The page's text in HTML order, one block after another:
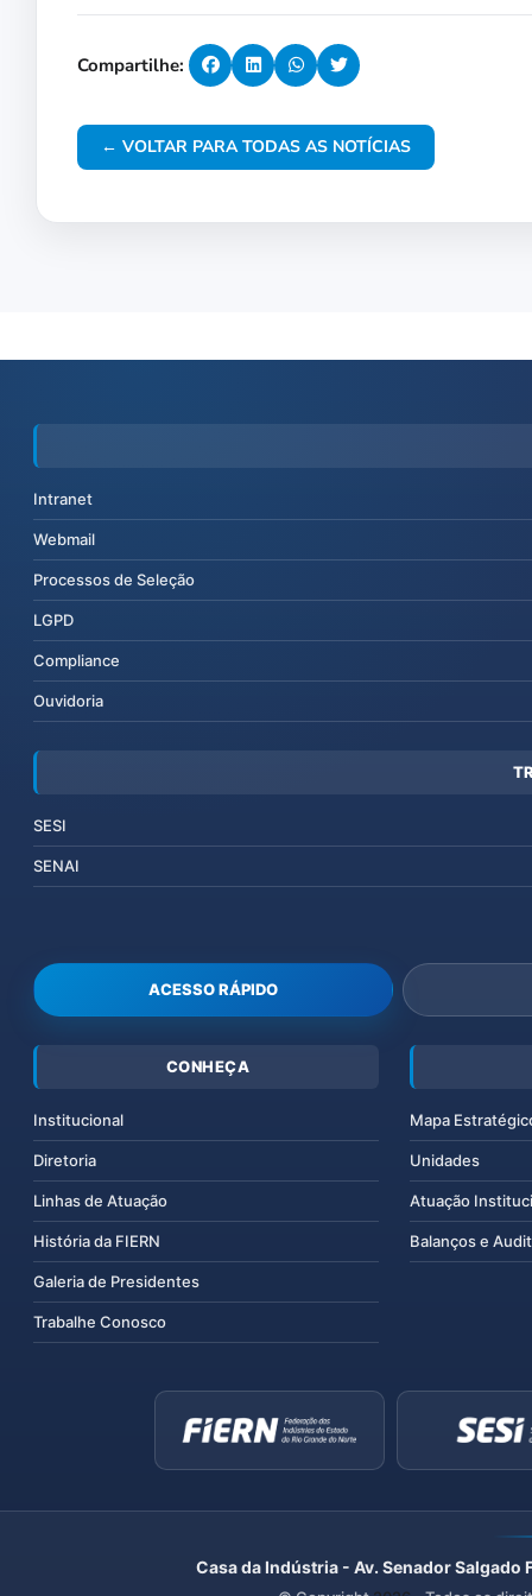
Compartilhe:
← VOLTAR PARA TODAS AS NOTÍCIAS
Intranet
Webmail
Processos de Seleção
LGPD
Compliance
Ouvidoria
SESI
SENAI
ACESSO RÁPIDO
CONHEÇA
Institucional
Diretoria
Linhas de Atuação
História da FIERN
Galeria de Presidentes
Trabalhe Conosco
Mapa
Unidades
Atuação
Balanços e
Casa da Indústria - Av. Senador